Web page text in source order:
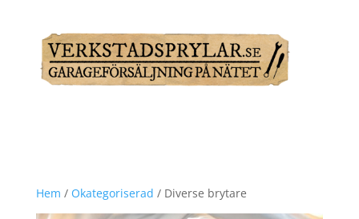
Hem / Okategoriserad / Diverse brytare